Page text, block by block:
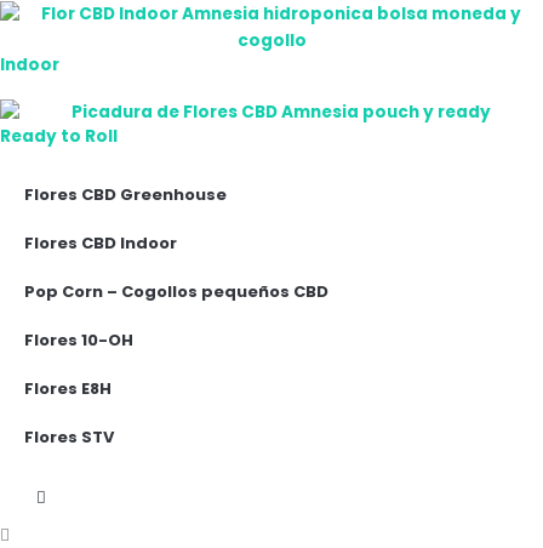
Indoor
Ready to Roll
Flores CBD Greenhouse
Flores CBD Indoor
Pop Corn – Cogollos pequeños CBD
Flores 10-OH
Flores E8H
Flores STV